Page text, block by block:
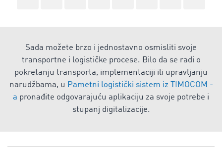
Sada možete brzo i jednostavno osmisliti svoje
transportne i logističke procese. Bilo da se radi o
pokretanju transporta, implementaciji ili upravljanju
narudžbama, u Pametni logistički sistem iz TIMOCOM -
a pronađite odgovarajuću aplikaciju za svoje potrebe i
stupanj digitalizacije.